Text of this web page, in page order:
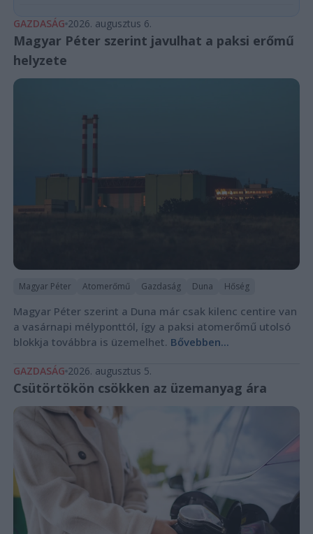
GAZDASÁG 2026. augusztus 6.
Magyar Péter szerint javulhat a paksi erőmű
helyzete
Magyar Péter Atomerőmű Gazdaság Duna Hőség
Magyar Péter szerint a Duna már csak kilenc centire van
a vasárnapi mélyponttól, így a paksi atomerőmű utolsó
blokkja továbbra is üzemelhet. Bővebben...
GAZDASÁG 2026. augusztus 5.
Csütörtökön csökken az üzemanyag ára